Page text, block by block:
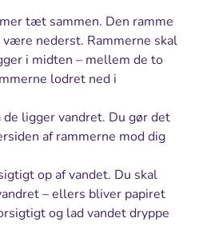
tæt sammen. Den ramme
nederst. Rammerne skal
i midten – mellem de to
lodret ned i
de ligger vandret. Du gør det
af rammerne mod dig
op af vandet. Du skal
– ellers bliver papiret
og lad vandet dryppe